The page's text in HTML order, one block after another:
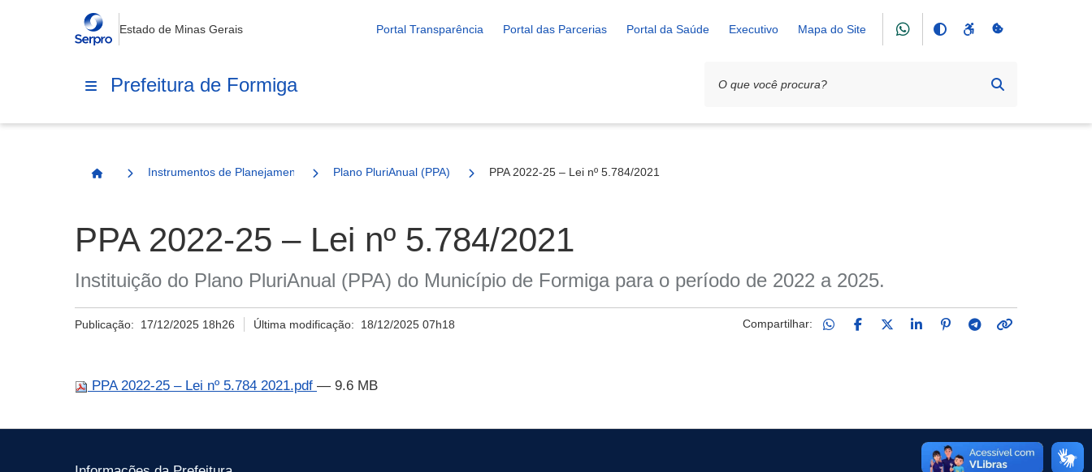
Estado de Minas Gerais Portal Transparência Portal das Parcerias Portal da Saúde Executivo Mapa do Site
Prefeitura de Formiga
Página Inicial
Instrumentos de Planejamento Plano PluriAnual (PPA) PPA 2022-25 – Lei nº 5.784/2021
PPA 2022-25 – Lei nº 5.784/2021
Instituição do Plano PluriAnual (PPA) do Município de Formiga para o período de 2022 a 2025.
Publicação: 17/12/2025 18h26 Última modificação: 18/12/2025 07h18 Compartilhar:
PPA 2022-25 – Lei nº 5.784 2021.pdf — 9.6 MB